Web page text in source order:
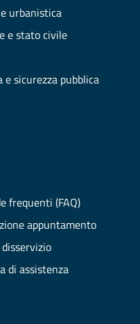
urbanistica
e stato civile
e sicurezza pubblica
frequenti (FAQ)
appuntamento
di assistenza